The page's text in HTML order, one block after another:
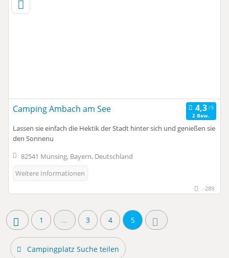
Camping Ambach am See
2 Bew.
Lassen sie einfach die Hektik der Stadt hinter sich und genießen sie
den Sonnenu
82541 Münsing, Bayern, Deutschland
Weitere Informationen
-289
1 ... 3 4 5
Campingplatz Suche teilen